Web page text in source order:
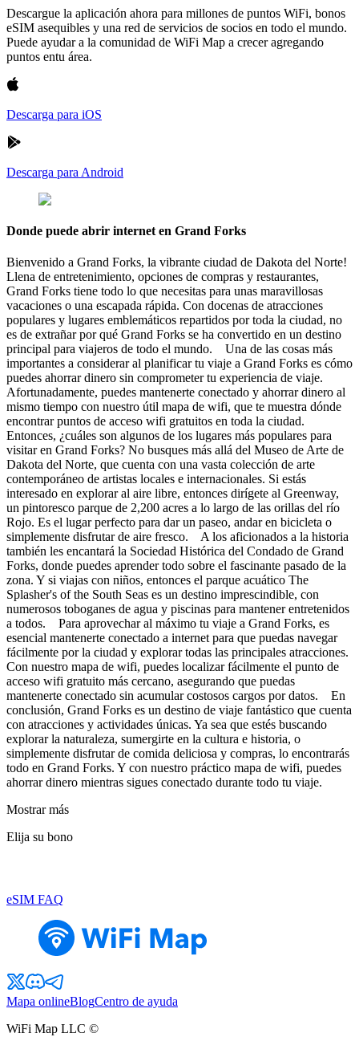
Descargue la aplicación ahora para millones de puntos WiFi, bonos
eSIM asequibles y una red de servicios de socios en todo el mundo.
Puede ayudar a la comunidad de WiFi Map a crecer agregando
puntos entu área.
Descarga para iOS
Descarga para Android
Donde puede abrir internet en Grand Forks
Bienvenido a Grand Forks, la vibrante ciudad de Dakota del Norte!
Llena de entretenimiento, opciones de compras y restaurantes,
Grand Forks tiene todo lo que necesitas para unas maravillosas
vacaciones o una escapada rápida. Con docenas de atracciones
populares y lugares emblemáticos repartidos por toda la ciudad, no
es de extrañar por qué Grand Forks se ha convertido en un destino
principal para viajeros de todo el mundo. Una de las cosas más
importantes a considerar al planificar tu viaje a Grand Forks es cómo
puedes ahorrar dinero sin comprometer tu experiencia de viaje.
Afortunadamente, puedes mantenerte conectado y ahorrar dinero al
mismo tiempo con nuestro útil mapa de wifi, que te muestra dónde
encontrar puntos de acceso wifi gratuitos en toda la ciudad.
Entonces, ¿cuáles son algunos de los lugares más populares para
visitar en Grand Forks? No busques más allá del Museo de Arte de
Dakota del Norte, que cuenta con una vasta colección de arte
contemporáneo de artistas locales e internacionales. Si estás
interesado en explorar al aire libre, entonces dirígete al Greenway,
un pintoresco parque de 2,200 acres a lo largo de las orillas del río
Rojo. Es el lugar perfecto para dar un paseo, andar en bicicleta o
simplemente disfrutar de aire fresco. A los aficionados a la historia
también les encantará la Sociedad Histórica del Condado de Grand
Forks, donde puedes aprender todo sobre el fascinante pasado de la
zona. Y si viajas con niños, entonces el parque acuático The
Splasher's of the South Seas es un destino imprescindible, con
numerosos toboganes de agua y piscinas para mantener entretenidos
a todos. Para aprovechar al máximo tu viaje a Grand Forks, es
esencial mantenerte conectado a internet para que puedas navegar
fácilmente por la ciudad y explorar todas las principales atracciones.
Con nuestro mapa de wifi, puedes localizar fácilmente el punto de
acceso wifi gratuito más cercano, asegurando que puedas
mantenerte conectado sin acumular costosos cargos por datos. En
conclusión, Grand Forks es un destino de viaje fantástico que cuenta
con atracciones y actividades únicas. Ya sea que estés buscando
explorar la naturaleza, sumergirte en la cultura e historia, o
simplemente disfrutar de comida deliciosa y compras, lo encontrarás
todo en Grand Forks. Y con nuestro práctico mapa de wifi, puedes
ahorrar dinero mientras sigues conectado durante todo tu viaje.
Mostrar más
Elija su bono
eSIM FAQ
Mapa onlineBlogCentro de ayuda
WiFi Map LLC ©